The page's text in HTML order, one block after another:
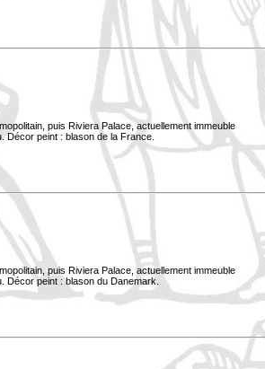
puis Riviera Palace, actuellement immeuble
Décor peint : blason de la France.
puis Riviera Palace, actuellement immeuble
Décor peint : blason du Danemark.